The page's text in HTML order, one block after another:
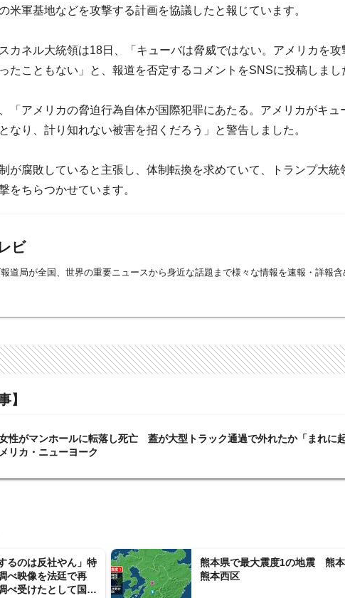
米軍基地などを攻撃する計画を協議したと報じています。
カネル大統領は18日、「キューバは脅威ではない。アメリカを攻
たこともない」と、報道を否定するコメントをSNSに投稿しまし
「アメリカの脅迫行為自体が国際犯罪にあたる。アメリカがキュ
なり、計り知れない被害を招くだろう」と警告しました。
が腐敗していると主張し、体制転換を求めていて、トランプ大統
をちらつかせています。
ビ
道局が全国、世界の重要ニュースから身近な話題まで様々な情報を速報・詳報
】
性がマンホールに転落し死亡 蓋が大型トラック通過で外れたか「まれに
リカ・ニューヨーク
るのは反社やん」特
べ映像を法廷で再
受けたとして国を
熊本県で最大震度1の地震 熊本
熊本西区